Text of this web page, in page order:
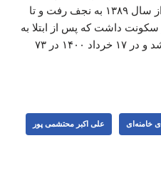
از فلسطین را برعهده داشت. وی از سال ۱۳۸۹ به نجف رفت و تا
داشت که پس از ابتلا به
کرونا برای درمان به ایران منتقل شد و در ۱۷ خرداد ۱۴۰۰ در ۷۳
خامنه‌ای علی اکبر محتشمی پور